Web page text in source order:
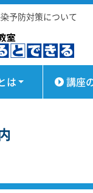
予防対策について
は 講座